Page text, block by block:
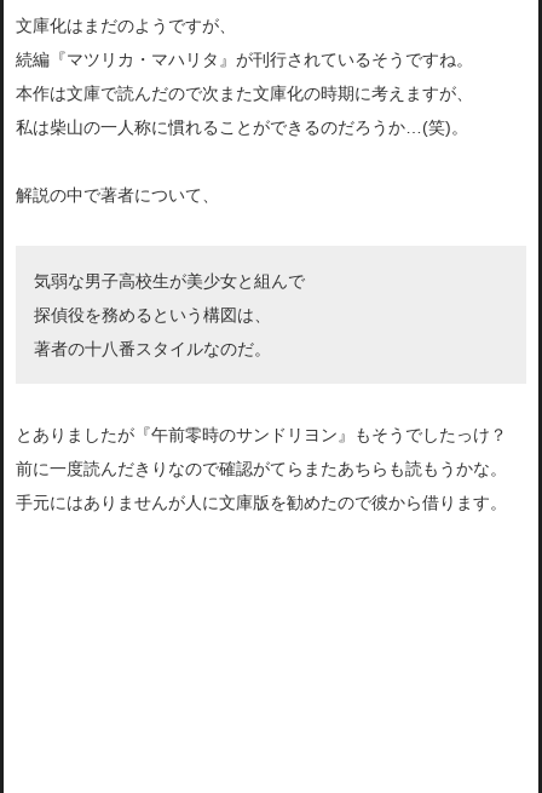
文庫化はまだのようですが、
続編『マツリカ・マハリタ』が刊行されているそうですね。
本作は文庫で読んだので次また文庫化の時期に考えますが、
私は柴山の一人称に慣れることができるのだろうか…(笑)。
解説の中で著者について、
気弱な男子高校生が美少女と組んで
探偵役を務めるという構図は、
著者の十八番スタイルなのだ。
とありましたが『午前零時のサンドリヨン』もそうでしたっけ？
前に一度読んだきりなので確認がてらまたあちらも読もうかな。
手元にはありませんが人に文庫版を勧めたので彼から借ります。